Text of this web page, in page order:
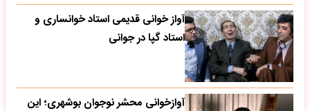
آواز خوانی قدیمی استاد خوانساری و
استاد گپا در جوانی
آوازخوانی محشر نوجوان بوشهری؛ این